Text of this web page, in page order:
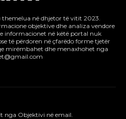
në dhjetor të vitit 2023.
objektive dhe analiza vendore
informacionet në këtë portal nuk
të përdoren në çfarëdo forme tjetër
mirëmbahet dhe menaxhohet nga
nga Objektivi në email.